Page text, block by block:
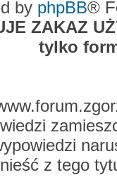
by phpBB®
ZAKAZ
tylko
z tego